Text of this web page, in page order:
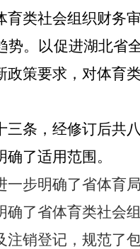
育类社会组织财务
。
以促进湖北省
政策要求，对体育
三条，经修订后共
确了适用范围。
一步明确了省体育
确了省体育类社会
注销登记，规范了